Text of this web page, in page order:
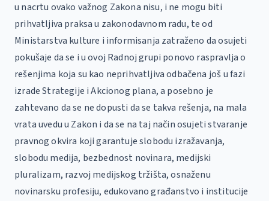
u nacrtu ovako važnog Zakona nisu, i ne mogu biti
prihvatljiva praksa u zakonodavnom radu, te od
Ministarstva kulture i informisanja zatraženo da osujeti
pokušaje da se i u ovoj Radnoj grupi ponovo raspravlja o
rešenjima koja su kao neprihvatljiva odbačena još u fazi
izrade Strategije i Akcionog plana, a posebno je
zahtevano da se ne dopusti da se takva rešenja, na mala
vrata uvedu u Zakon i da se na taj način osujeti stvaranje
pravnog okvira koji garantuje slobodu izražavanja,
slobodu medija, bezbednost novinara, medijski
pluralizam, razvoj medijskog tržišta, osnaženu
novinarsku profesiju, edukovano građanstvo i institucije